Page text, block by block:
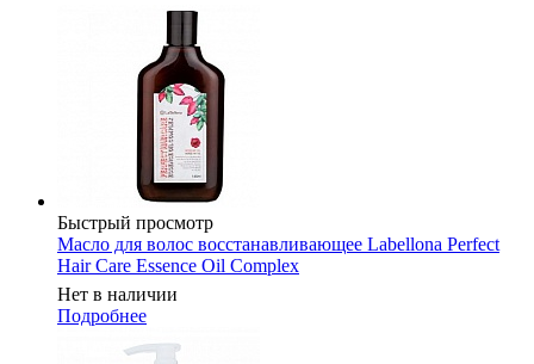
Быстрый просмотр
Масло для волос восстанавливающее Labellona Perfect
Hair Care Essence Oil Complex
Нет в наличии
Подробнее